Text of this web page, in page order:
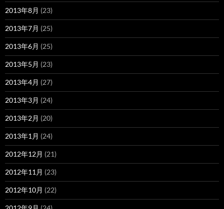
2013年8月 (23)
2013年7月 (25)
2013年6月 (25)
2013年5月 (23)
2013年4月 (27)
2013年3月 (24)
2013年2月 (20)
2013年1月 (24)
2012年12月 (21)
2012年11月 (23)
2012年10月 (22)